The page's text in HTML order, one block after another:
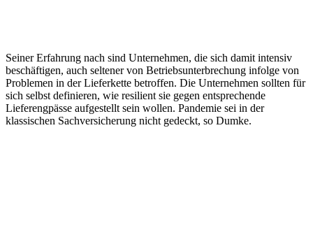
Seiner Erfahrung nach sind Unternehmen, die sich damit intensiv
beschäftigen, auch seltener von Betriebsunterbrechung infolge von
Problemen in der Lieferkette betroffen. Die Unternehmen sollten für
sich selbst definieren, wie resilient sie gegen entsprechende
Lieferengpässe aufgestellt sein wollen. Pandemie sei in der
klassischen Sachversicherung nicht gedeckt, so Dumke.